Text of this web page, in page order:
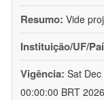
Resumo: Vide
Instituição/UF/
Vigência: Sat
00:00:00 BRT 2026